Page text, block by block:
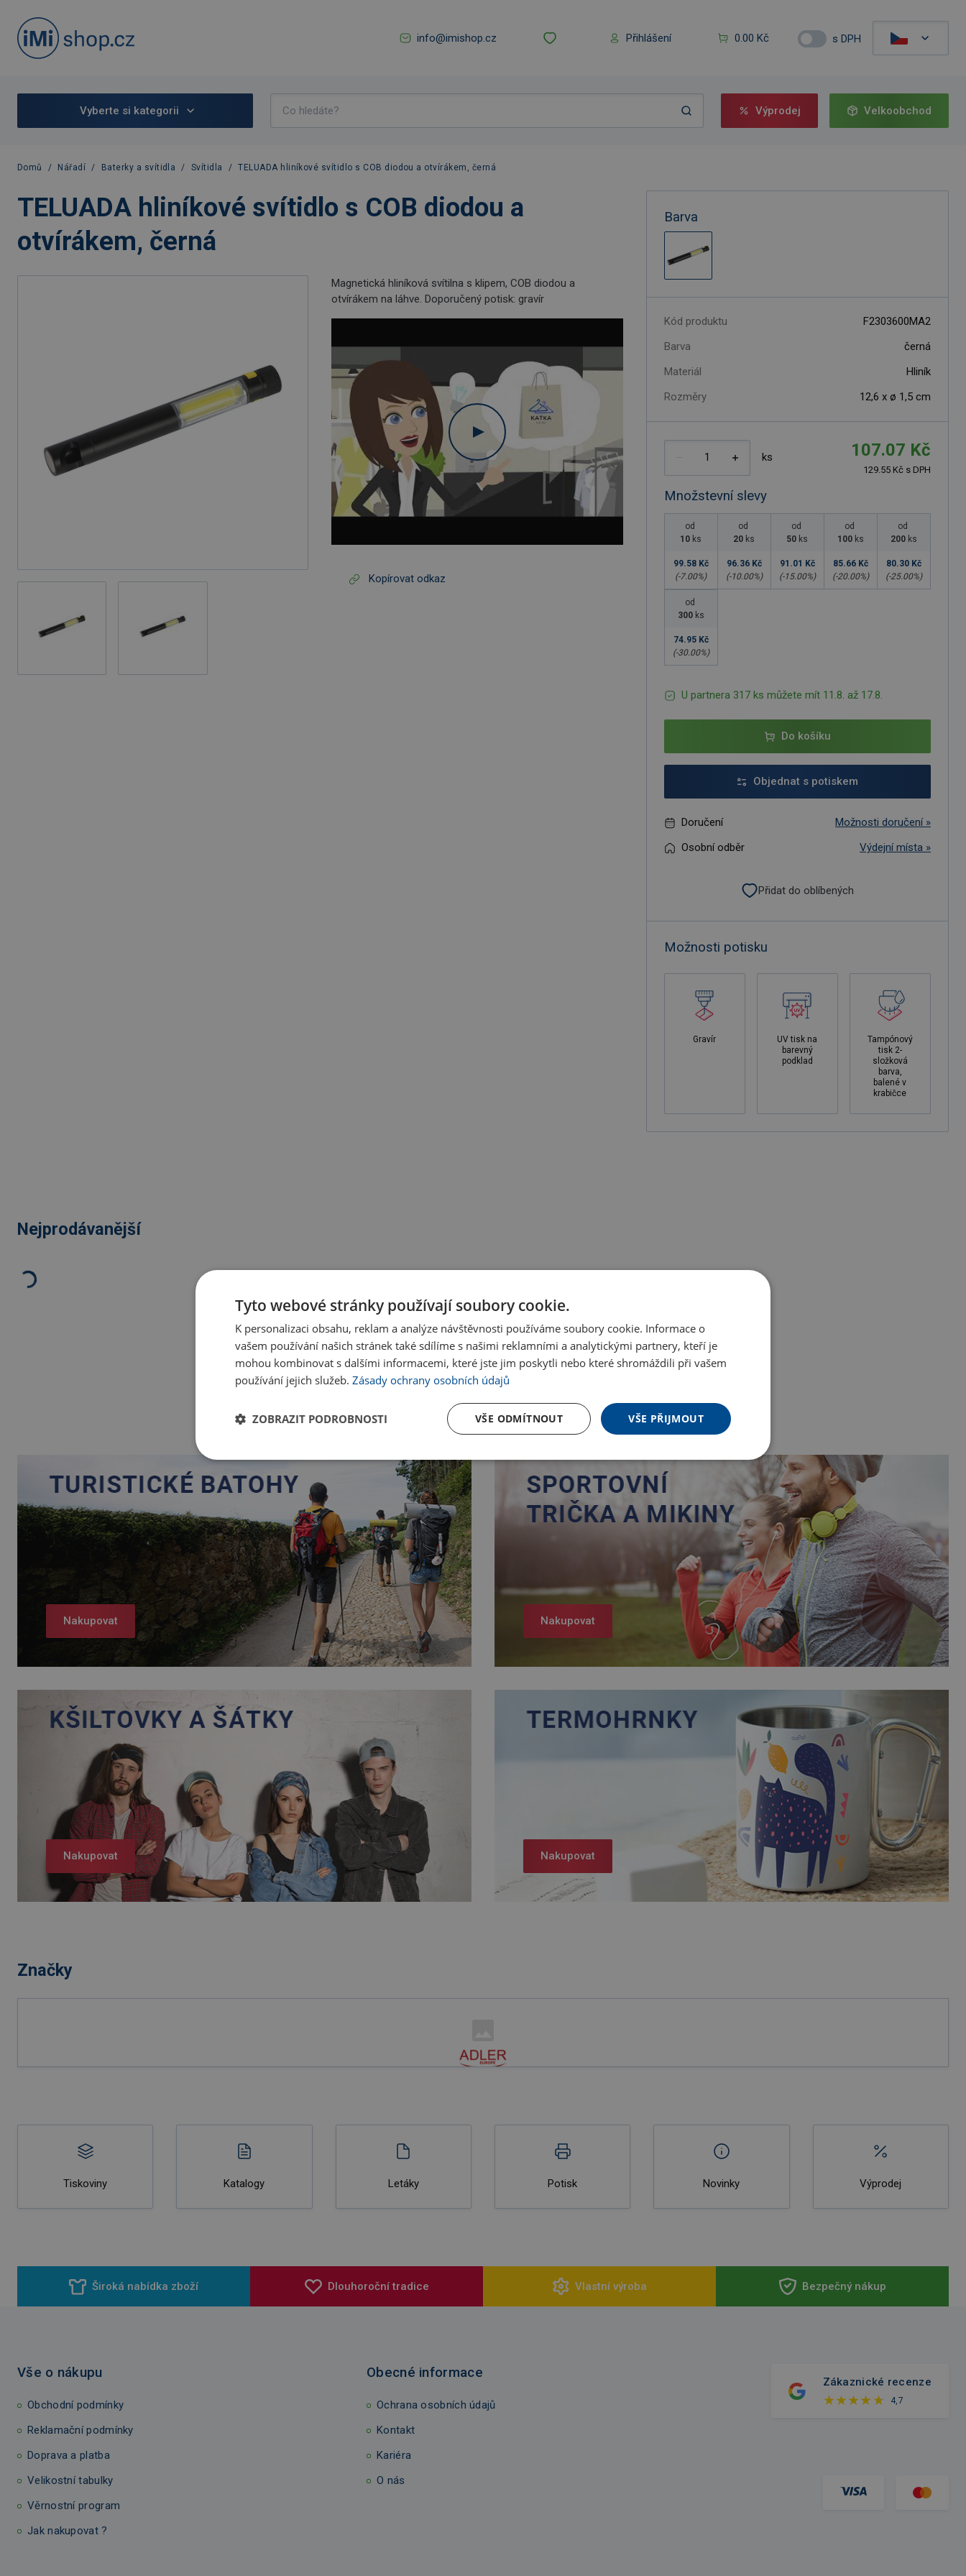
info@imishop.cz Přihlášení 0.00 Kč s DPH
Vyberte si kategorii Výprodej Velkoobchod
Domů / Nářadí / Baterky a svítidla / Svítidla / TELUADA hliníkové svítidlo s COB diodou a otvírákem, černá
TELUADA hliníkové svítidlo s COB diodou a
otvírákem, černá
Magnetická hliníková svítilna s klipem, COB diodou a
otvírákem na láhve. Doporučený potisk: gravír
Kopírovat odkaz
Barva
Kód produktu
F2303600MA2
Barva
černá
Materiál
Hliník
Rozměry
12,6 x ø 1,5 cm
ks 107.07 Kč
129.55 Kč s DPH
Množstevní slevy
od
10 ks
99.58 Kč
(-7.00%)
od
20 ks
96.36 Kč
(-10.00%)
od
50 ks
91.01 Kč
(-15.00%)
od
100 ks
85.66 Kč
(-20.00%)
od
200 ks
80.30 Kč
(-25.00%)
od
300 ks
74.95 Kč
(-30.00%)
U partnera 317 ks můžete mít 11.8. až 17.8.
Do košíku
Objednat s potiskem
Doručení
Možnosti doručení »
Osobní odběr
Výdejní místa »
Přidat do oblíbených
Možnosti potisku
Gravír
UV tisk na
barevný
podklad
Tampónový
tisk 2-
složková
barva,
balené v
krabičce
Nejprodávanější
Nakupovat Nakupovat
Nakupovat Nakupovat
Značky
Tiskoviny Katalogy Letáky Potisk Novinky Výprodej
Široká nabídka zboží Dlouhoroční tradice Vlastní výroba Bezpečný nákup
Vše o nákupu
Obchodní podmínky
Reklamační podmínky
Doprava a platba
Velikostní tabulky
Věrnostní program
Jak nakupovat ?
Obecné informace
Ochrana osobních údajů
Kontakt
Kariéra
O nás
Zákaznické recenze
4,7
Tyto webové stránky používají soubory cookie.
K personalizaci obsahu, reklam a analýze návštěvnosti používáme soubory cookie. Informace o
vašem používání našich stránek také sdílíme s našimi reklamními a analytickými partnery, kteří je
mohou kombinovat s dalšími informacemi, které jste jim poskytli nebo které shromáždili při vašem
používání jejich služeb. Zásady ochrany osobních údajů
VŠE PŘIJMOUT
VŠE ODMÍTNOUT
ZOBRAZIT PODROBNOSTI